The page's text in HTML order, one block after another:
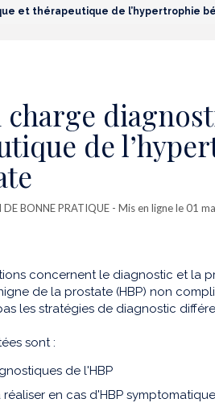
et thérapeutique de l’hypertrophie
charge
de
BONNE PRATIQUE - Mis en ligne le 01
concernent le diagnostic et la
de la prostate (HBP) non
les stratégies de diagnostic
sont :
de l'HBP
en cas d'HBP